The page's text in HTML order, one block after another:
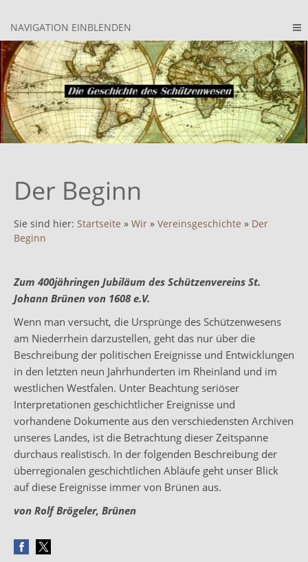
NAVIGATION EINBLENDEN
Der Beginn
Sie sind hier: Startseite » Wir » Vereinsgeschichte » Der
Beginn
Zum 400jähringen Jubiläum des Schützenvereins St.
Johann Brünen von 1608 e.V.
Wenn man versucht, die Ursprünge des Schützenwesens
am Niederrhein darzustellen, geht das nur über die
Beschreibung der politischen Ereignisse und Entwicklungen
in den letzten neun Jahrhunderten im Rheinland und im
westlichen Westfalen. Unter Beachtung seriöser
Interpretationen geschichtlicher Ereignisse und
vorhandene Dokumente aus den verschiedensten Archiven
unseres Landes, ist die Betrachtung dieser Zeitspanne
durchaus realistisch. In der folgenden Beschreibung der
überregionalen geschichtlichen Abläufe geht unser Blick
auf diese Ereignisse immer von Brünen aus.
von Rolf Brögeler, Brünen